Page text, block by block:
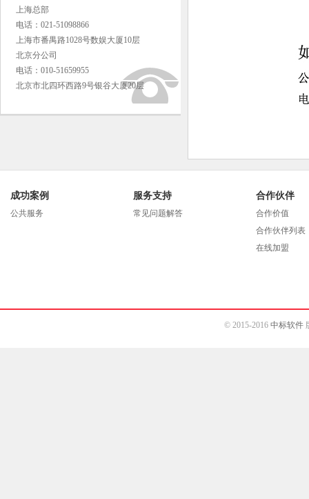
上海总部
电话：021-51098866
上海市番禺路1028号数娱大厦10层
北京分公司
电话：010-51659955
北京市北四环西路9号银谷大厦20层
成功案例
公共服务
服务支持
常见问题解答
合作伙伴
合作价值
合作伙伴列表
在线加盟
© 2015-2016 中标软件